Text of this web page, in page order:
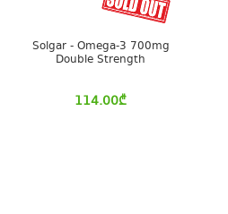
Solgar - Omega-3 700mg
Double Strength
114.00₾